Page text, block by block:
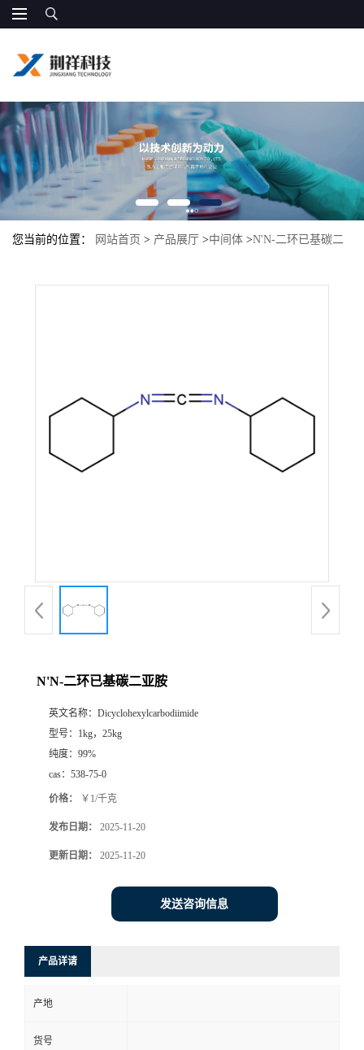
您当前的位置： 网站首页 > 产品展厅 >中间体 >N'N-二环已基碳二
N'N-二环已基碳二亚胺
英文名称： Dicyclohexylcarbodiimide
型号： 1kg，25kg
纯度： 99%
cas： 538-75-0
价格： ￥1/千克
发布日期： 2025-11-20
更新日期： 2025-11-20
发送咨询信息
产品详请
产地
货号